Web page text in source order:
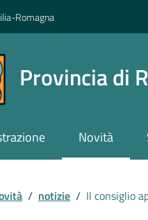
Romagna
Provincia di
Novità
/ notizie / Il consiglio